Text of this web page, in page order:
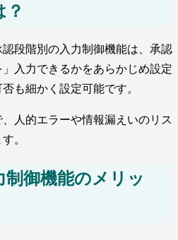
？
段階別の入力制御機能は、承認
入力できるかをあらかじめ設定
も細かく設定可能です。
人的エラーや情報漏えいのリス
。
御機能のメリッ